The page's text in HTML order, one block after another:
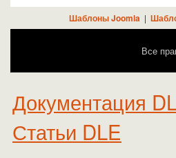
Шаблоны Joomla |
Все
Документация
Статьи DLE